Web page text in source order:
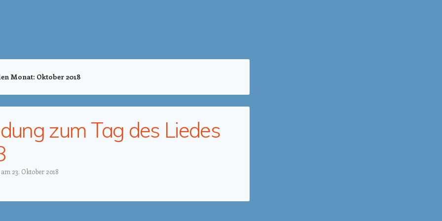
Monat: Oktober 2018
zum Tag des Liedes
23. Oktober 2018